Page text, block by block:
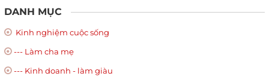
DANH MỤC
Kinh nghiệm cuộc sống
--- Làm cha mẹ
--- Kinh doanh - làm giàu